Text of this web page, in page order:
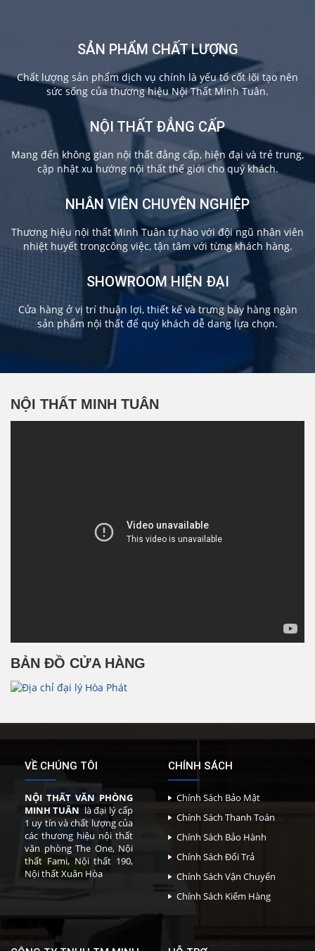
SẢN PHẨM CHẤT LƯỢNG
Chất lượng sản phẩm dịch vụ chính là yếu tố cốt lõi tạo nên
sức sống của thương hiệu Nội Thất Minh Tuân.
NỘI THẤT ĐẲNG CẤP
Mang đến không gian nội thất đẳng cấp, hiện đại và trẻ trung,
cập nhật xu hướng nội thất thế giới cho quý khách.
NHÂN VIÊN CHUYÊN NGHIỆP
Thương hiệu nội thất Minh Tuân tự hào với đội ngũ nhân viên
nhiệt huyết trongcông việc, tận tâm với từng khách hàng.
SHOWROOM HIỆN ĐẠI
Cửa hàng ở vị trí thuận lợi, thiết kế và trưng bày hàng ngàn
sản phẩm nội thất để quý khách dễ dang lựa chọn.
NỘI THẤT MINH TUÂN
BẢN ĐỒ CỬA HÀNG
VỀ CHÚNG TÔI
NỘI THẤT VĂN PHÒNG
MINH TUÂN là đại lý cấp
1 uy tín và chất lượng của
các thương hiệu nội thất
văn phòng The One, Nội
thất Fami, Nội thất 190,
Nội thất Xuân Hòa
CHÍNH SÁCH
Chính Sách Bảo Mật
Chính Sách Thanh Toán
Chính Sách Bảo Hành
Chính Sách Đổi Trả
Chính Sách Vận Chuyển
Chính Sách Kiểm Hàng